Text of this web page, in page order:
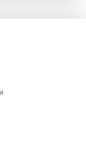
Külliyesi'nde kritik
"Milli Dayanışma"
Çanakkale'den